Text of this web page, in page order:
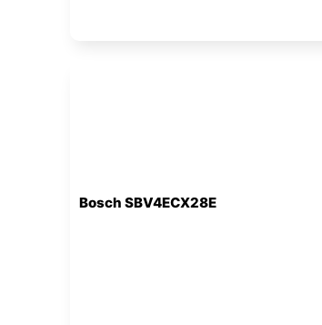
Bosch SBV4ECX28E